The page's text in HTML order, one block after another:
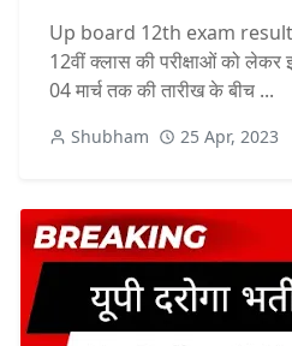
Up board 12th exam result
12वीं क्लास की परीक्षाओं को
04 मार्च तक की तारीख के बीच ...
Shubham 25 Apr, 2023